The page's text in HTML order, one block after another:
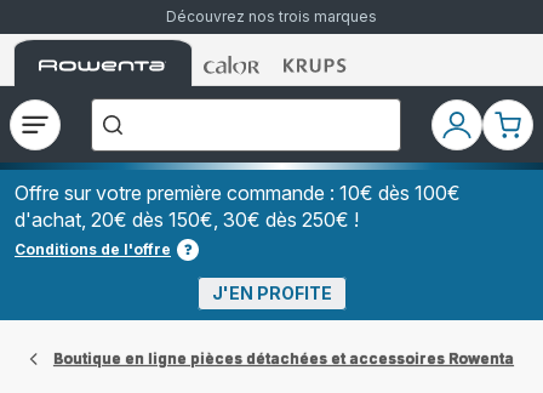
Découvrez nos trois marques
Accueil
Rowenta
Accueil
Rowenta
Accueil
Rowenta
Ouvrir
le
menu
recherchez-
vous
?","Aspirateurs
à
Grains","Centrales
Vapeurs","Sèche
Cheveux"]
Mon
compte
Mon
Offre sur votre première commande : 10€ dès 100€
d'achat, 20€ dès 150€, 30€ dès 250€ !
Conditions de l'offre
J'EN PROFITE
Boutique en ligne pièces détachées et accessoires Rowenta